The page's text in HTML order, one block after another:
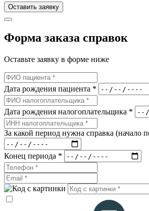
Оставить заявку
Форма заказа справок
Оставьте заявку в форме ниже
Дата рождения пациента *
Дата рождения налогоплательщика *
За какой период нужна справка (начало
Конец периода *